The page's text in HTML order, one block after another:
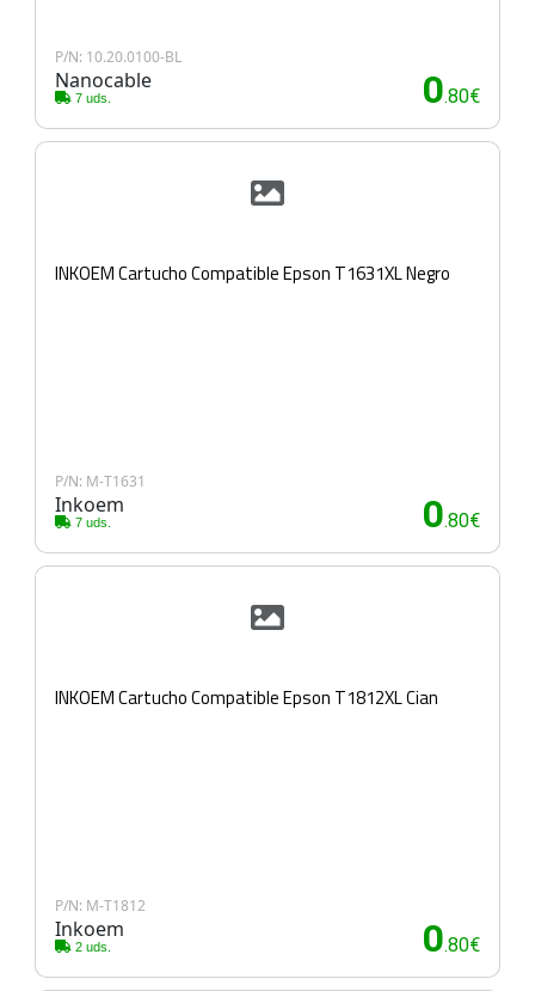
P/N: 10.20.0100-BL
Nanocable
7 uds. 0.80€
INKOEM Cartucho Compatible Epson T1631XL Negro
P/N: M-T1631
Inkoem
7 uds. 0.80€
INKOEM Cartucho Compatible Epson T1812XL Cian
P/N: M-T1812
Inkoem
2 uds. 0.80€